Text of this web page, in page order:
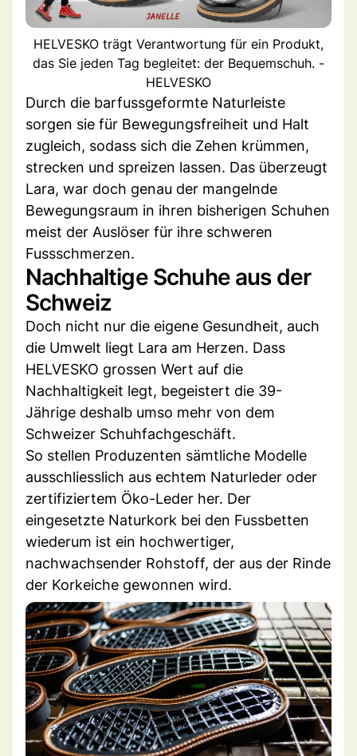
HELVESKO trägt Verantwortung für ein Produkt,
das Sie jeden Tag begleitet: der Bequemschuh. -
HELVESKO
Durch die barfussgeformte Naturleiste
sorgen sie für Bewegungsfreiheit und Halt
zugleich, sodass sich die Zehen krümmen,
strecken und spreizen lassen. Das überzeugt
Lara, war doch genau der mangelnde
Bewegungsraum in ihren bisherigen Schuhen
meist der Auslöser für ihre schweren
Fussschmerzen.
Nachhaltige Schuhe aus der
Schweiz
Doch nicht nur die eigene Gesundheit, auch
die Umwelt liegt Lara am Herzen. Dass
HELVESKO grossen Wert auf die
Nachhaltigkeit legt, begeistert die 39-
Jährige deshalb umso mehr von dem
Schweizer Schuhfachgeschäft.
So stellen Produzenten sämtliche Modelle
ausschliesslich aus echtem Naturleder oder
zertifiziertem Öko-Leder her. Der
eingesetzte Naturkork bei den Fussbetten
wiederum ist ein hochwertiger,
nachwachsender Rohstoff, der aus der Rinde
der Korkeiche gewonnen wird.